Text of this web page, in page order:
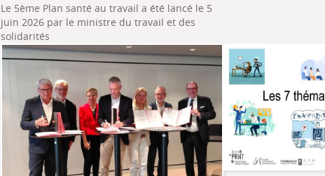
Le 5ème Plan santé au travail a été lancé le 5
juin 2026 par le ministre du travail et des
solidarités